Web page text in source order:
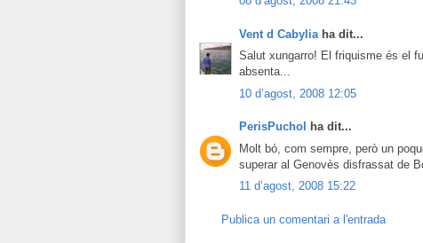
Vent d Cabylia ha dit...
Salut xungarro! El friquisme és el
absenta...
10 d’agost, 2008 12:05
PerisPuchol
ha dit...
Molt bó, com sempre, però un
superar al Genovès disfrassat de
11 d’agost, 2008 15:22
Publica un comentari a l'entrada